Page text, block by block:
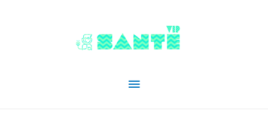
Menu